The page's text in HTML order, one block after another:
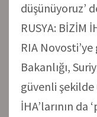
düşünüyoruz’
RUSYA: BİZİM
RIA
Bakanlığı,
güvenli
İHA’larının da